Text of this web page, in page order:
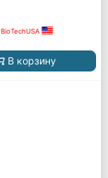
BioTechUSA
В корзину